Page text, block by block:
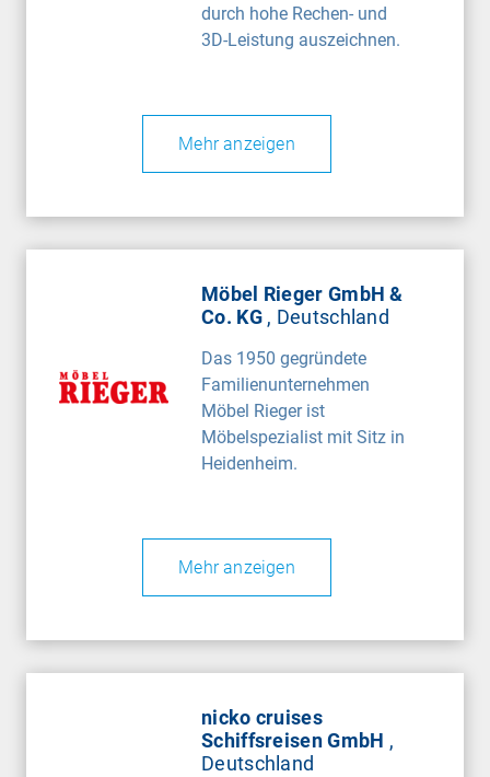
durch hohe Rechen- und
3D-Leistung auszeichnen.
Mehr anzeigen
Möbel Rieger GmbH &
Co. KG , Deutschland
Das 1950 gegründete
Familienunternehmen
Möbel Rieger ist
Möbelspezialist mit Sitz in
Heidenheim.
Mehr anzeigen
nicko cruises
Schiffsreisen GmbH ,
Deutschland